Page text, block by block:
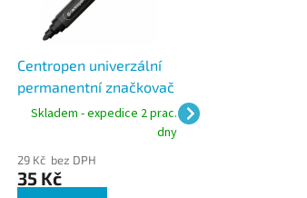
Centropen univerzální
permanentní značkovač
černý 8936, stopa 2-4
Skladem - expedice 2 prac.
dny
29 Kč bez DPH
35 Kč
4ks, stopa 1 mm